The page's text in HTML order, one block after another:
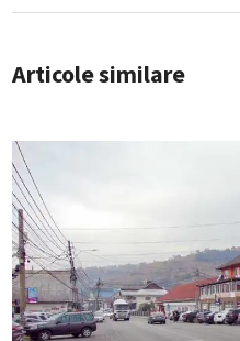
Articole similare